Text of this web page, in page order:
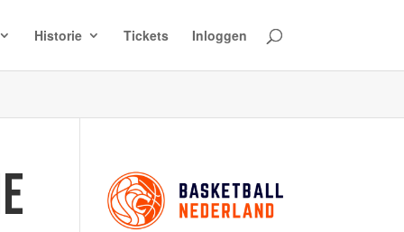
Historie Tickets Inloggen